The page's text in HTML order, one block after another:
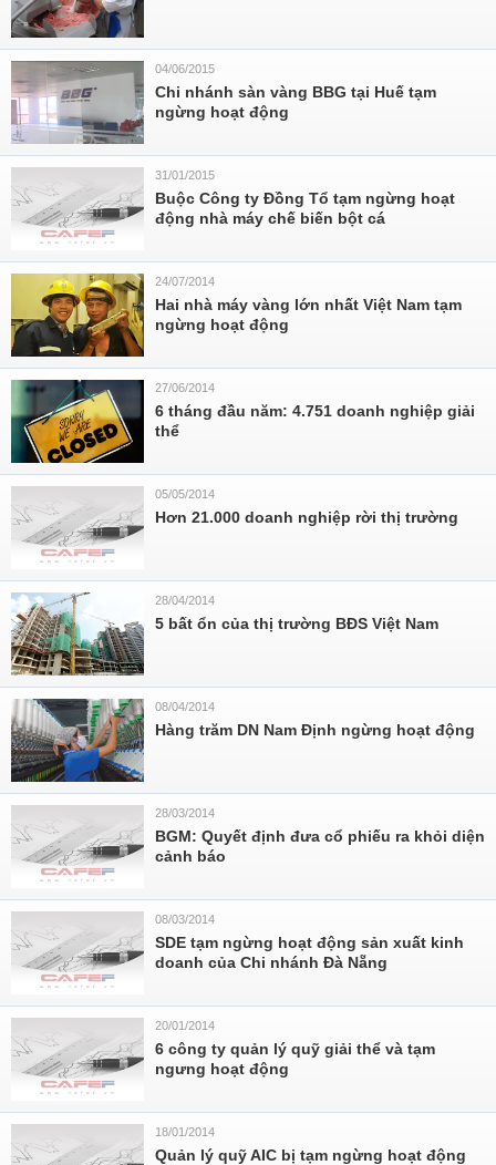
04/06/2015
Chi nhánh sàn vàng BBG tại Huế tạm
ngừng hoạt động
31/01/2015
Buộc Công ty Đồng Tổ tạm ngừng hoạt
động nhà máy chế biến bột cá
24/07/2014
Hai nhà máy vàng lớn nhất Việt Nam tạm
ngừng hoạt động
27/06/2014
6 tháng đầu năm: 4.751 doanh nghiệp giải
thể
05/05/2014
Hơn 21.000 doanh nghiệp rời thị trường
28/04/2014
5 bất ổn của thị trường BĐS Việt Nam
08/04/2014
Hàng trăm DN Nam Định ngừng hoạt động
28/03/2014
BGM: Quyết định đưa cổ phiếu ra khỏi diện
cảnh báo
08/03/2014
SDE tạm ngừng hoạt động sản xuất kinh
doanh của Chi nhánh Đà Nẵng
20/01/2014
6 công ty quản lý quỹ giải thể và tạm
ngưng hoạt động
18/01/2014
Quản lý quỹ AIC bị tạm ngừng hoạt động